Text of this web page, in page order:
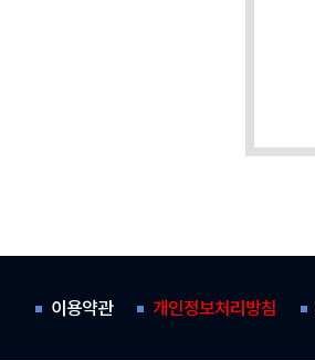
이용약관 개인정보처리방침